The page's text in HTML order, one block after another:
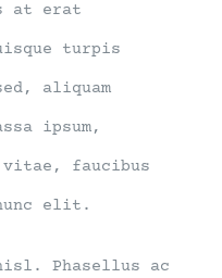
at erat
turpis
aliquam
ipsum,
vitae, faucibus
elit.
nisl. Phasellus ac